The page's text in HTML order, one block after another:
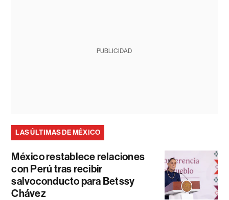
PUBLICIDAD
LAS ÚLTIMAS DE MÉXICO
México restablece relaciones
con Perú tras recibir
salvoconducto para Betssy
Chávez